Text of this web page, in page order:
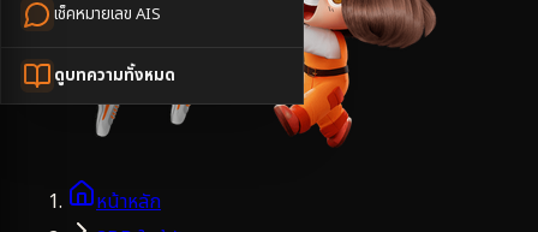
เช็คหมายเลข AIS
ดูบทความทั้งหมด
หน้าหลัก